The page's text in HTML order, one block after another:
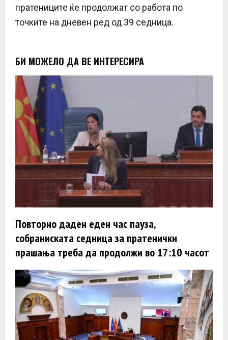
пратениците ќе продолжат со работа по
точките на дневен ред од 39 седница.
БИ МОЖЕЛО ДА ВЕ ИНТЕРЕСИРА
Повторно даден еден час пауза,
собраниската седница за пратенички
прашања треба да продолжи во 17:10 часот